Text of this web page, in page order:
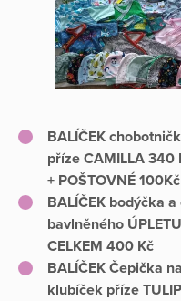
BALÍČEK
příze CAMILLA 340
+ POŠTOVNÉ
BALÍČEK bodýčka
bavlněného
CELKEM 400 Kč
BALÍČEK Čepička
klubíček příze